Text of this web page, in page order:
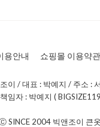
용안내 쇼핑몰 이용약관
이 / 대표 : 박예지 / 주소 :
임자 : 박예지 (
SINCE 2004 빅앤조이 큰